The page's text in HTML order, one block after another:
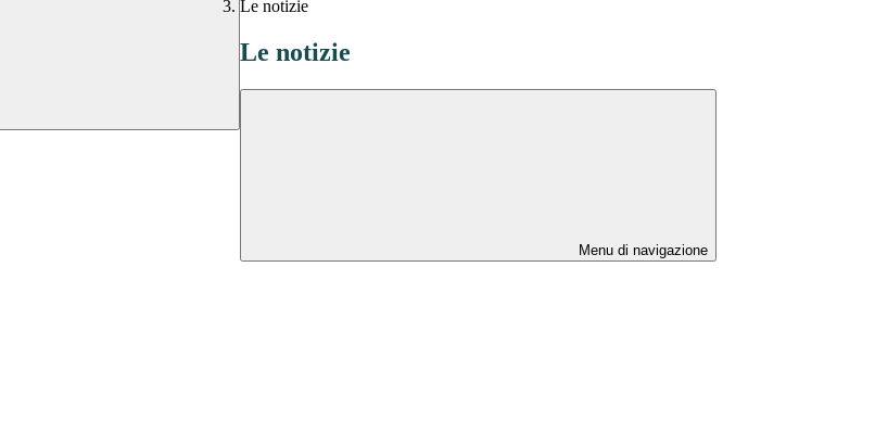
Le notizie
Le notizie
Menu di navigazione